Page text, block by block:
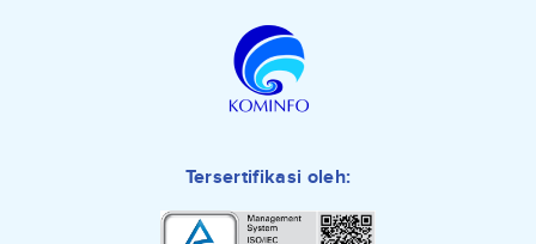
Tersertifikasi oleh: